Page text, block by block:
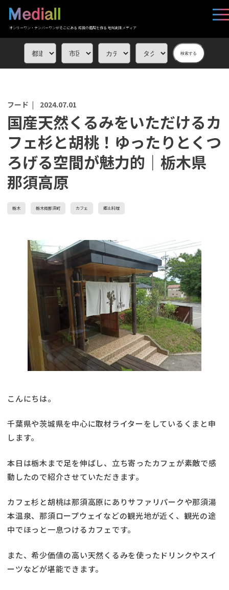
オンリーワン・ナンバーワンがそこにある 応援の循環を作る 地域創生メディア
検索する
フード | 2024.07.01
国産天然くるみをいただけるカ
フェ杉と胡桃！ゆったりとくつ
ろげる空間が魅力的｜栃木県
那須高原
栃木 栃木県那須町 カフェ 郷土料理
こんにちは。
千葉県や茨城県を中心に取材ライターをしているくまと申
します。
本日は栃木まで足を伸ばし、立ち寄ったカフェが素敵で感
動したので紹介させていただきます。
カフェ杉と胡桃は那須高原にありサファリパークや那須湯
本温泉、那須ロープウェイなどの観光地が近く、観光の途
中でほっと一息つけるカフェです。
また、希少価値の高い天然くるみを使ったドリンクやスイ
ーツなどが堪能できます。